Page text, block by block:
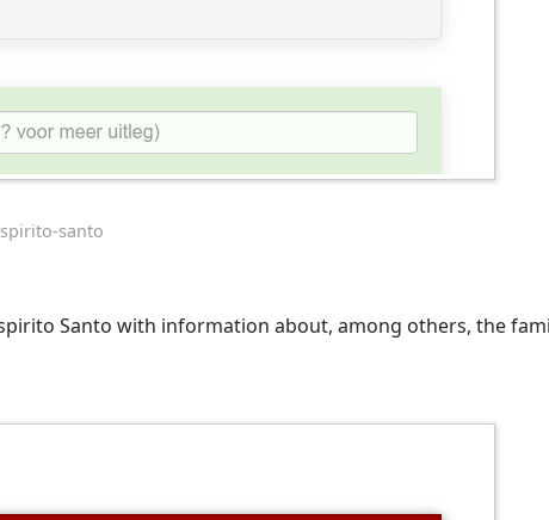
santo
Santo with information about, among others, the